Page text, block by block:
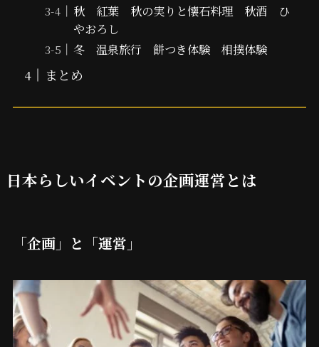
秋 紅葉 秋の実りと懐石料理 秋酒 ひ
やおろし
冬 温泉旅行 餅つき体験 相撲体験
まとめ
日本らしいイベントの企画運営とは
「企画」と「運営」